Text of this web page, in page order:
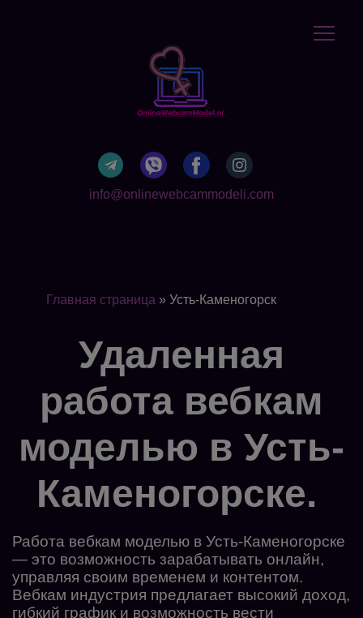
info@onlinewebcammodeli.com
Главная страница » Усть-Каменогорск
Удаленная
работа вебкам
моделью в Усть-
Каменогорске.
Работа вебкам моделью в Усть-Каменогорске
— это возможность зарабатывать онлайн,
управляя своим временем и контентом.
Вебкам индустрия предлагает высокий доход,
гибкий график и возможность вести